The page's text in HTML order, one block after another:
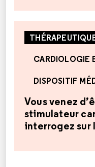
CARDIOLOGIE
DISPOSITIF
Vous venez
stimulateur
interrogez sur